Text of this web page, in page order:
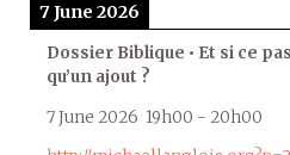
7 June 2026
Dossier Biblique • Et si ce
qu’un ajout ?
7 June 2026 19h00 - 20h00